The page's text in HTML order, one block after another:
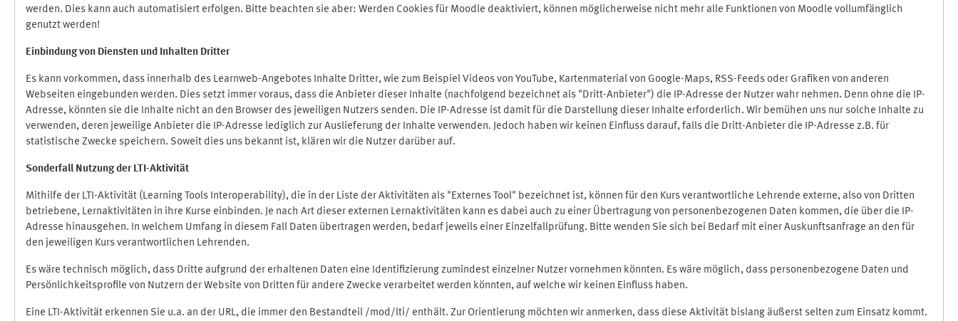
werden. Dies kann auch automatisiert erfolgen. Bitte beachten sie aber: Werden Cookies für Moodle deaktiviert, können möglicherweise nicht mehr alle Funktionen von Moodle vollumfänglich
genutzt werden!
Einbindung von Diensten und Inhalten Dritter
Es kann vorkommen, dass innerhalb des Learnweb-Angebotes Inhalte Dritter, wie zum Beispiel Videos von YouTube, Kartenmaterial von Google-Maps, RSS-Feeds oder Grafiken von anderen
Webseiten eingebunden werden. Dies setzt immer voraus, dass die Anbieter dieser Inhalte (nachfolgend bezeichnet als "Dritt-Anbieter") die IP-Adresse der Nutzer wahr nehmen. Denn ohne die IP-
Adresse, könnten sie die Inhalte nicht an den Browser des jeweiligen Nutzers senden. Die IP-Adresse ist damit für die Darstellung dieser Inhalte erforderlich. Wir bemühen uns nur solche Inhalte zu
verwenden, deren jeweilige Anbieter die IP-Adresse lediglich zur Auslieferung der Inhalte verwenden. Jedoch haben wir keinen Einfluss darauf, falls die Dritt-Anbieter die IP-Adresse z.B. für
statistische Zwecke speichern. Soweit dies uns bekannt ist, klären wir die Nutzer darüber auf.
Sonderfall Nutzung der LTI-Aktivität
Mithilfe der LTI-Aktivität (Learning Tools Interoperability), die in der Liste der Aktivitäten als "Externes Tool" bezeichnet ist, können für den Kurs verantwortliche Lehrende externe, also von Dritten
betriebene, Lernaktivitäten in ihre Kurse einbinden. Je nach Art dieser externen Lernaktivitäten kann es dabei auch zu einer Übertragung von personenbezogenen Daten kommen, die über die IP-
Adresse hinausgehen. In welchem Umfang in diesem Fall Daten übertragen werden, bedarf jeweils einer Einzelfallprüfung. Bitte wenden Sie sich bei Bedarf mit einer Auskunftsanfrage an den für
den jeweiligen Kurs verantwortlichen Lehrenden.
Es wäre technisch möglich, dass Dritte aufgrund der erhaltenen Daten eine Identifizierung zumindest einzelner Nutzer vornehmen könnten. Es wäre möglich, dass personenbezogene Daten und
Persönlichkeitsprofile von Nutzern der Website von Dritten für andere Zwecke verarbeitet werden könnten, auf welche wir keinen Einfluss haben.
Eine LTI-Aktivität erkennen Sie u.a. an der URL, die immer den Bestandteil /mod/lti/ enthält. Zur Orientierung möchten wir anmerken, dass diese Aktivität bislang äußerst selten zum Einsatz kommt.